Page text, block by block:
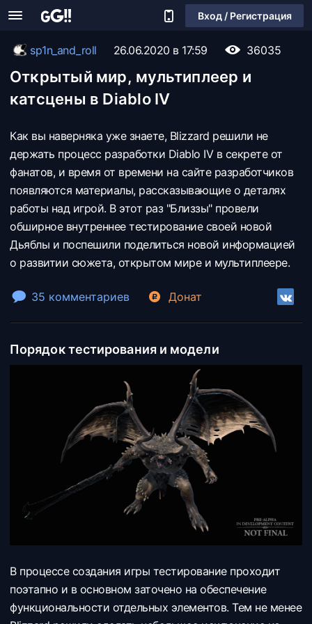
Вход / Регистрация
sp1n_and_roll 26.06.2020 в 17:59 36035
Открытый мир, мультиплеер и
катсцены в Diablo IV
Как вы наверняка уже знаете, Blizzard решили не
держать процесс разработки Diablo IV в секрете от
фанатов, и время от времени на сайте разработчиков
появляются материалы, рассказывающие о деталях
работы над игрой. В этот раз "Близзы" провели
обширное внутреннее тестирование своей новой
Дьяблы и поспешили поделиться новой информацией
о развитии сюжета, открытом мире и мультиплеере.
35 комментариев Донат
Порядок тестирования и модели
В процессе создания игры тестирование проходит
поэтапно и в основном заточено на обеспечение
функциональности отдельных элементов. Тем не менее